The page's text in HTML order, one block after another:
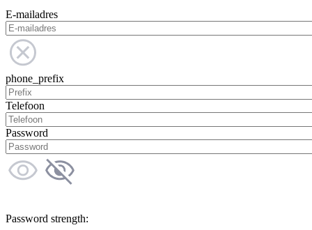
E-mailadres
phone_prefix
Telefoon
Password
Password strength: